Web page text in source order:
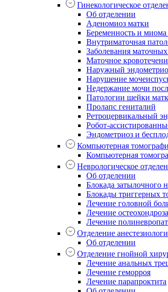
Гинекологическое
Об отделении
Аденомиоз матки
Беременность и миома
Внутриматочная
Заболевания
Маточное
Наружный
Нарушение
Недержание мочи
Патологии шейки
Пролапс гениталий
Ретроцервикальный
Робот-
Эндометриоз и
Компьютерная
Компьютерная
Неврологическое
Об отделении
Блокада затылочного
Блокады триггерных
Лечение головной
Лечение остеохондроза
Лечение
Отделение
Об отделении
Отделение гнойной
Лечение анальных
Лечение геморроя
Лечение парапроктита